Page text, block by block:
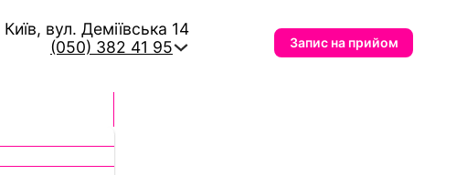
Київ, вул. Деміївська 14
(050) 382 41 95
Запис на прийом